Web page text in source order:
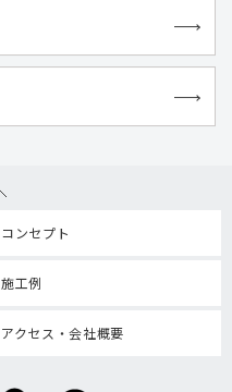
コンセプト
施工例
アクセス・会社概要